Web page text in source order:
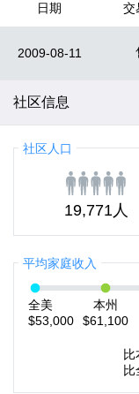
日期 交
2009-08-11
社区信息
社区人口
19,771人
平均家庭收入
全美
$53,000
本州
$61,100